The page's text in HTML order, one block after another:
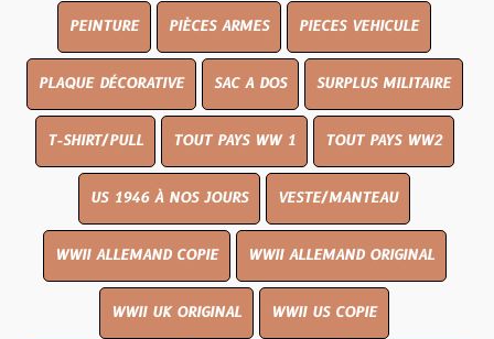
PEINTURE PIÈCES ARMES PIECES VEHICULE
PLAQUE DÉCORATIVE SAC A DOS SURPLUS MILITAIRE
T-SHIRT/PULL TOUT PAYS WW 1 TOUT PAYS WW2
US 1946 À NOS JOURS VESTE/MANTEAU
WWII ALLEMAND COPIE WWII ALLEMAND ORIGINAL
WWII UK ORIGINAL WWII US COPIE